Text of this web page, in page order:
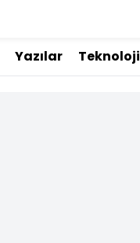
Yazılar Teknoloji